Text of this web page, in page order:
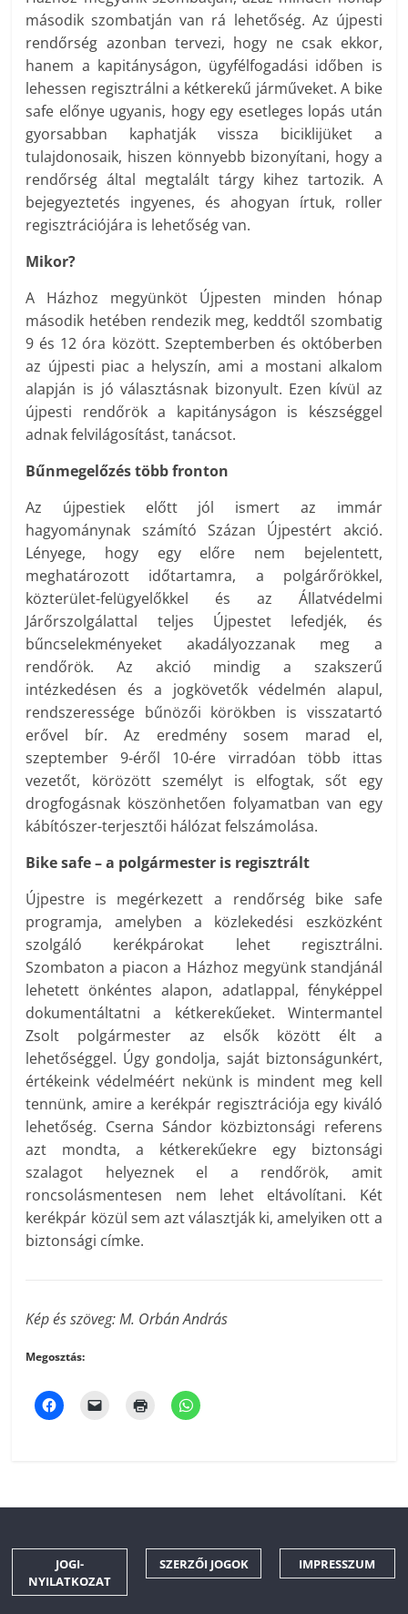
második szombatján van rá lehetőség. Az újpesti
rendőrség azonban tervezi, hogy ne csak ekkor,
hanem a kapitányságon, ügyfélfogadási időben is
lehessen regisztrálni a kétkerekű járműveket. A bike
safe előnye ugyanis, hogy egy esetleges lopás után
gyorsabban kaphatják vissza biciklijüket a
tulajdonosaik, hiszen könnyebb bizonyítani, hogy a
rendőrség által megtalált tárgy kihez tartozik. A
bejegyeztetés ingyenes, és ahogyan írtuk, roller
regisztrációjára is lehetőség van.
Mikor?
A Házhoz megyünköt Újpesten minden hónap
második hetében rendezik meg, keddtől szombatig
9 és 12 óra között. Szeptemberben és októberben
az újpesti piac a helyszín, ami a mostani alkalom
alapján is jó választásnak bizonyult. Ezen kívül az
újpesti rendőrök a kapitányságon is készséggel
adnak felvilágosítást, tanácsot.
Bűnmegelőzés több fronton
Az újpestiek előtt jól ismert az immár
hagyománynak számító Százan Újpestért akció.
Lényege, hogy egy előre nem bejelentett,
meghatározott időtartamra, a polgárőrökkel,
közterület-felügyelőkkel és az Állatvédelmi
Járőrszolgálattal teljes Újpestet lefedjék, és
bűncselekményeket akadályozzanak meg a
rendőrök. Az akció mindig a szakszerű
intézkedésen és a jogkövetők védelmén alapul,
rendszeressége bűnözői körökben is visszatartó
erővel bír. Az eredmény sosem marad el,
szeptember 9-éről 10-ére virradóan több ittas
vezetőt, körözött személyt is elfogtak, sőt egy
drogfogásnak köszönhetően folyamatban van egy
kábítószer-terjesztői hálózat felszámolása.
Bike safe – a polgármester is regisztrált
Újpestre is megérkezett a rendőrség bike safe
programja, amelyben a közlekedési eszközként
szolgáló kerékpárokat lehet regisztrálni.
Szombaton a piacon a Házhoz megyünk standjánál
lehetett önkéntes alapon, adatlappal, fényképpel
dokumentáltatni a kétkerekűeket. Wintermantel
Zsolt polgármester az elsők között élt a
lehetőséggel. Úgy gondolja, saját biztonságunkért,
értékeink védelméért nekünk is mindent meg kell
tennünk, amire a kerékpár regisztrációja egy kiváló
lehetőség. Cserna Sándor közbiztonsági referens
azt mondta, a kétkerekűekre egy biztonsági
szalagot helyeznek el a rendőrök, amit
roncsolásmentesen nem lehet eltávolítani. Két
kerékpár közül sem azt választják ki, amelyiken ott a
biztonsági címke.
Kép és szöveg: M. Orbán András
Megosztás:
JOGI-
NYILATKOZAT
SZERZŐI JOGOK IMPRESSZUM